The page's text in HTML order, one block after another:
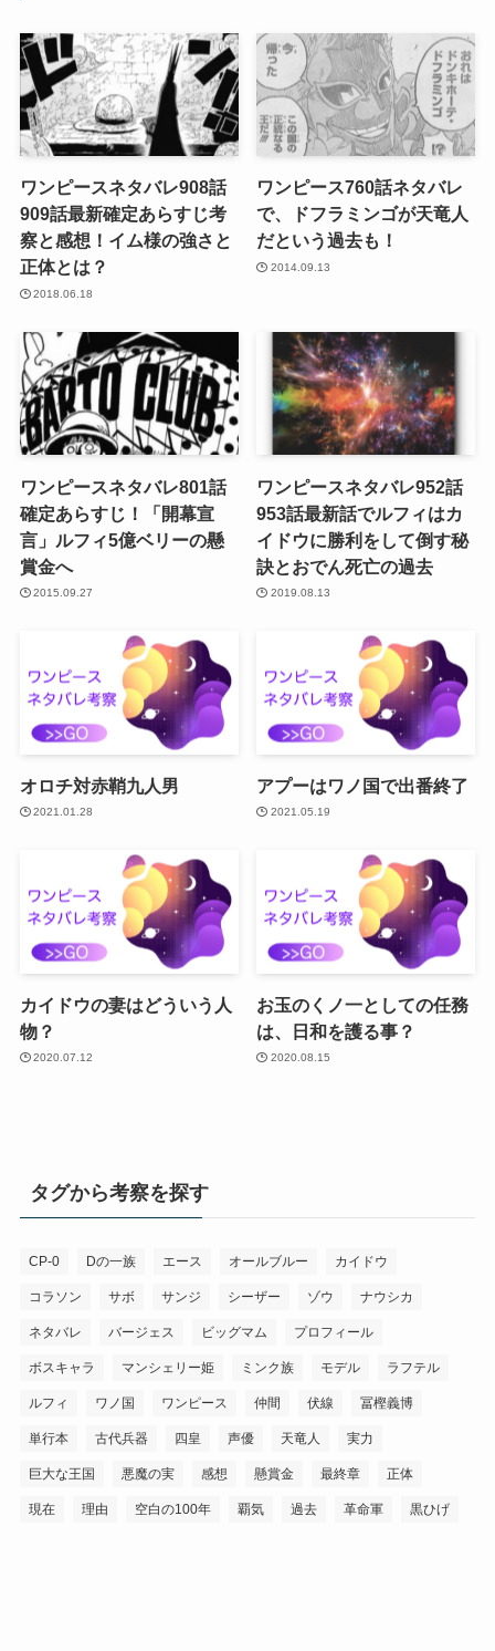
ワンピースネタバレ908話
909話最新確定あらすじ考
察と感想！イム様の強さと
正体とは？
2018.06.18
ワンピース760話ネタバレ
で、ドフラミンゴが天竜人
だという過去も！
2014.09.13
ワンピースネタバレ801話
確定あらすじ！「開幕宣
言」ルフィ5億ベリーの懸
賞金へ
2015.09.27
ワンピースネタバレ952話
953話最新話でルフィはカ
イドウに勝利をして倒す秘
訣とおでん死亡の過去
2019.08.13
オロチ対赤鞘九人男
2021.01.28
アプーはワノ国で出番終了
2021.05.19
カイドウの妻はどういう人
物？
2020.07.12
お玉のくノ一としての任務
は、日和を護る事？
2020.08.15
タグから考察を探す
CP-0 Dの一族 エース オールブルー カイドウ
コラソン サボ サンジ シーザー ゾウ ナウシカ
ネタバレ バージェス ビッグマム プロフィール
ボスキャラ マンシェリー姫 ミンク族 モデル ラフテル
ルフィ ワノ国 ワンピース 仲間 伏線 冨樫義博
単行本 古代兵器 四皇 声優 天竜人 実力
巨大な王国 悪魔の実 感想 懸賞金 最終章 正体
現在 理由 空白の100年 覇気 過去 革命軍 黒ひげ